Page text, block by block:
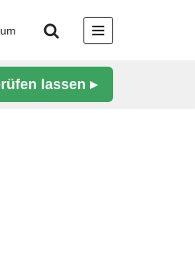
lassen ▸